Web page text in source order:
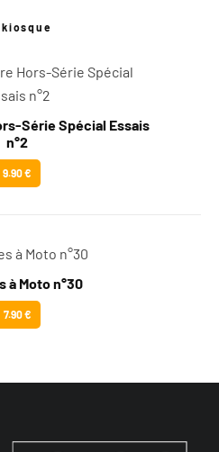
kiosque
Série Spécial Essais
n°2
9.90 €
à Moto n°30
7.90 €